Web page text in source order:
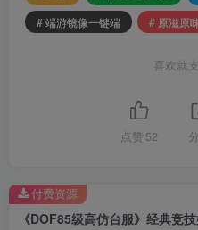
# 端游镜像一键端
# 原滋原
喜欢就
点赞 52
付费资源